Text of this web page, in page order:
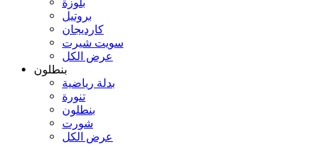
بروتيل
كارديجان
سويت شيرت
عرض الكل
بنطلون
بدلة رياضية
تنورة
بنطلون
شورت
عرض الكل